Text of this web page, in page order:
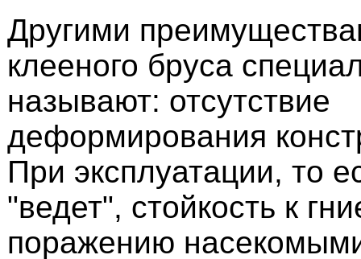
Другими
клееного бруса
называют: отсутствие
деформирования
При эксплуатации, то
"ведет", стойкость к
поражению